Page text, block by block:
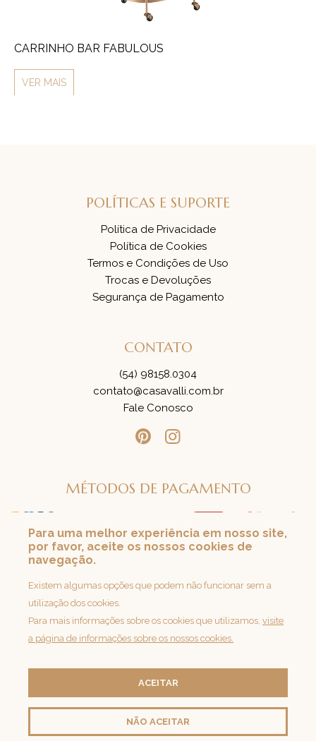
CARRINHO BAR FABULOUS
VER MAIS
POLÍTICAS E SUPORTE
Política de Privacidade
Política de Cookies
Termos e Condições de Uso
Trocas e Devoluções
Segurança de Pagamento
CONTATO
(54) 98158.0304
contato@casavalli.com.br
Fale Conosco
MÉTODOS DE PAGAMENTO
SEGURANÇA
Para uma melhor experiência em nosso site,
por favor, aceite os nossos cookies de
navegação.
Existem algumas opções que podem não funcionar sem a
utilização dos cookies.
Para mais informações sobre os cookies que utilizamos, visite
a página de informações sobre os nossos cookies.
ACEITAR
NÃO ACEITAR